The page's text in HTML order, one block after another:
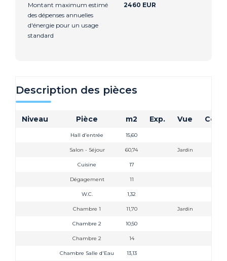
Montant maximum estimé
des dépenses annuelles
d'énergie pour un usage
standard
2460 EUR
Description des pièces
Niveau Pièce m2 Exp. Vue
Hall d'entrée 15,60
Salon - Séjour 60,74 Jardin
Cuisine 17
Dégagement 11
W.C. 1,32
Chambre 1 11,70 Jardin
Chambre 2 10,50
Chambre 2 14
Chambre Salle d'Eau 13,13